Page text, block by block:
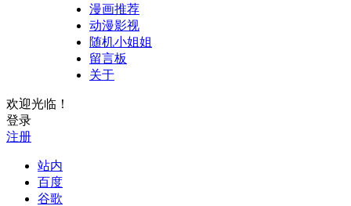
漫画推荐
动漫影视
随机小姐姐
留言板
关于
欢迎光临！
登录
注册
站内
百度
谷歌